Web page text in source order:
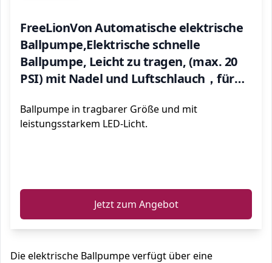
FreeLionVon Automatische elektrische
Ballpumpe,Elektrische schnelle
Ballpumpe, Leicht zu tragen, (max. 20
PSI) mit Nadel und Luftschlauch，für
Volleyball, Rugby, usw.)
Ballpumpe in tragbarer Größe und mit
leistungsstarkem LED-Licht.
Jetzt zum Angebot
Die elektrische Ballpumpe verfügt über eine